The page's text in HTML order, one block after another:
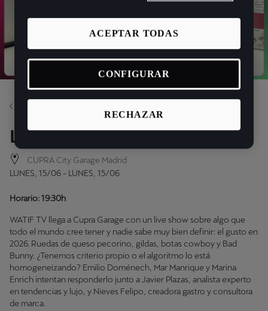
Live Podcast: WATIF TV
CUPRA City Garage Madrid
LUNES, 15/06 - LUNES, 15/06
Horario: 19:30h
WATIF TV llega a Cupra Garage con un live show sobre algo que
todo el mundo cree tener y nadie sabe muy bien definir: el gusto en
2026. Ruedas de queso pecorino, gildas, botas cowboy y Bad
Bunny. ¿Tenemos criterio propio o el algoritmo lo está
homogeneizando? Emilio Doménech, Mar Manrique y Marina
Enrich intentan responderlo junto a Javier Plazas, analista experto
en tendencias y lujo, y Nieves Felipo, creadora gastro y consultora
de marca.
RECHAZAR
ACEPTAR TODAS
CONFIGURAR